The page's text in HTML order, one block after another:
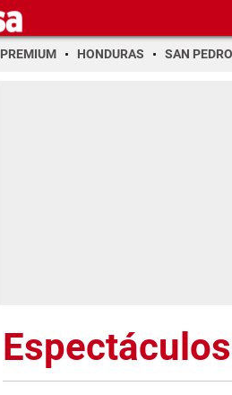
PREMIUM HONDURAS SAN PEDRO
Espectáculos